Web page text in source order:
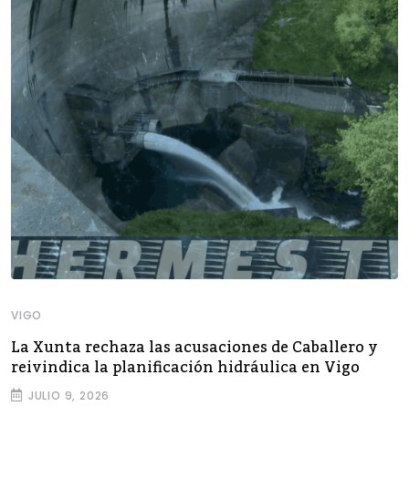
VIGO
La Xunta rechaza las acusaciones de Caballero y
reivindica la planificación hidráulica en Vigo
JULIO 9, 2026